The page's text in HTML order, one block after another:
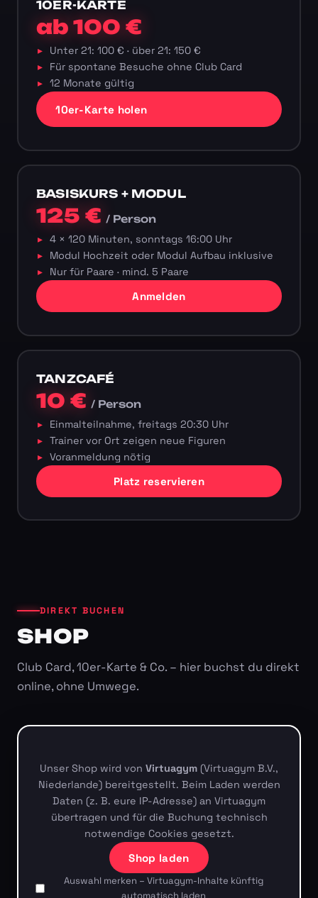
10ER-KARTE
ab 100 €
Unter 21: 100 € · über 21: 150 €
Für spontane Besuche ohne Club Card
12 Monate gültig
10er-Karte holen
BASISKURS + MODUL
125 €/ Person
4 × 120 Minuten, sonntags 16:00 Uhr
Modul Hochzeit oder Modul Aufbau inklusive
Nur für Paare · mind. 5 Paare
Anmelden
TANZCAFÉ
10 €/ Person
Einmalteilnahme, freitags 20:30 Uhr
Trainer vor Ort zeigen neue Figuren
Voranmeldung nötig
Platz reservieren
DIREKT BUCHEN
SHOP
Club Card, 10er-Karte & Co. – hier buchst du direkt
online, ohne Umwege.
Unser Shop wird von Virtuagym (Virtuagym B.V.,
Niederlande) bereitgestellt. Beim Laden werden
Daten (z. B. eure IP-Adresse) an Virtuagym
übertragen und für die Buchung technisch
notwendige Cookies gesetzt.
Shop laden
Auswahl merken – Virtuagym-Inhalte künftig